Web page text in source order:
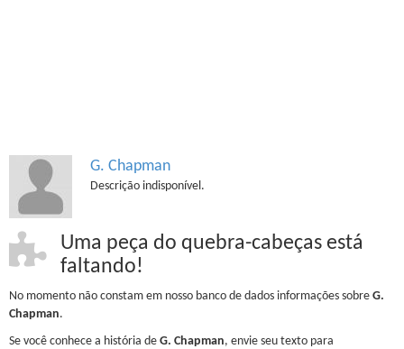
G. Chapman
Descrição indisponível.
Uma peça do quebra-cabeças está
faltando!
No momento não constam em nosso banco de dados informações sobre G.
Chapman.
Se você conhece a história de G. Chapman, envie seu texto para